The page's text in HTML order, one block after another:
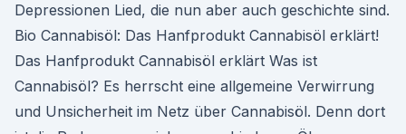
Depressionen Lied, die nun aber auch geschichte sind.
Bio Cannabisöl: Das Hanfprodukt Cannabisöl erklärt!
Das Hanfprodukt Cannabisöl erklärt Was ist
Cannabisöl? Es herrscht eine allgemeine Verwirrung
und Unsicherheit im Netz über Cannabisöl. Denn dort